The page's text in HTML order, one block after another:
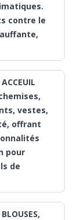
contre le
vestes,
offrant
pour
de